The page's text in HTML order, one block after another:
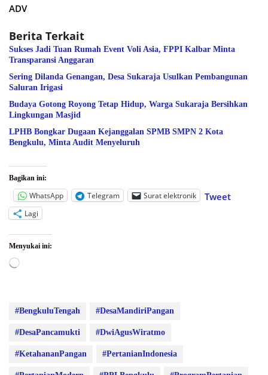
ADV
Berita Terkait
Sukses Jadi Tuan Rumah Event Voli Asia, FPPI Kalbar Minta
Transparansi Anggaran
Sering Dilanda Genangan, Desa Sukaraja Usulkan Pembangunan
Saluran Irigasi
Budaya Gotong Royong Tetap Hidup, Warga Sukaraja Bersihkan
Lingkungan Masjid
LPHB Bongkar Dugaan Kejanggalan SPMB SMPN 2 Kota
Bengkulu, Minta Audit Menyeluruh
Bagikan ini:
WhatsApp Telegram Surat elektronik Tweet
Lagi
Menyukai ini:
Memuat...
#BengkuluTengah #DesaMandiriPangan
#DesaPancamukti #DwiAgusWiratmo
#KetahananPangan #PertanianIndonesia